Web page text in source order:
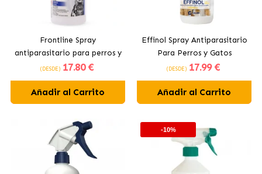
Frontline Spray
antiparasitario para perros y
gatos
(DESDE) 17.80 €
Añadir al Carrito
Effinol Spray Antiparasitario
Para Perros y Gatos
(DESDE) 17.99 €
Añadir al Carrito
-10%